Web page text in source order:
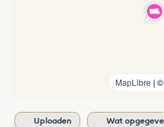
MapLibre | ©
Uploaden Wat